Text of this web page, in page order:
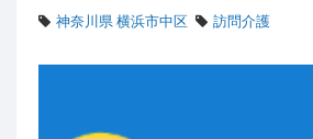
神奈川県 横浜市中区
訪問介護